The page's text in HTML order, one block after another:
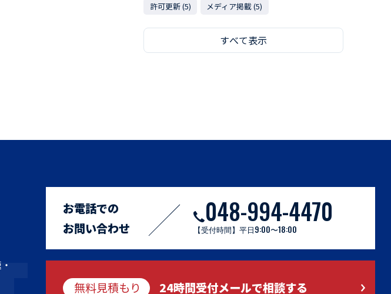
許可更新 (5)
メディア掲載 (5)
すべて表示
お電話での
お問い合わせ
048-994-4470
【受付時間】平日9:00〜18:00
無料見積もり 24時間受付メールで相談する